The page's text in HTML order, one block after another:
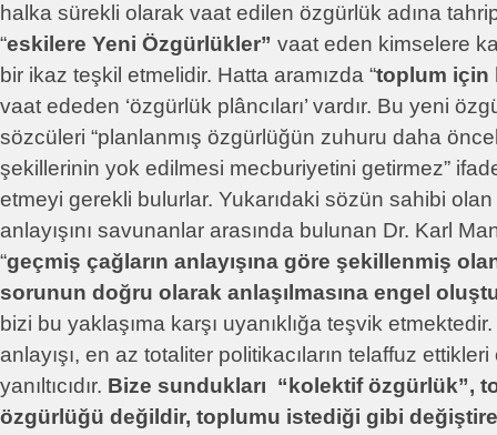
halka sürekli olarak vaat edilen özgürlük adına
“eskilere Yeni Özgürlükler” vaat eden kimselere
bir ikaz teşkil etmelidir. Hatta aramızda “toplum için
vaat ededen ‘özgürlük plâncıları’ vardır. Bu yeni
sözcüleri “planlanmış özgürlüğün zuhuru daha
şekillerinin yok edilmesi mecburiyetini getirmez”
etmeyi gerekli bulurlar. Yukarıdaki sözün sahibi
anlayışını savunanlar arasında bulunan Dr. Karl
“geçmiş çağların anlayışına göre şekillenmiş
sorunun doğru olarak anlaşılmasına engel
bizi bu yaklaşıma karşı uyanıklığa teşvik
anlayışı, en az totaliter politikacıların telaffuz
yanıltıcıdır. Bize sundukları “kolektif özgürlük”,
özgürlüğü değildir, toplumu istediği gibi